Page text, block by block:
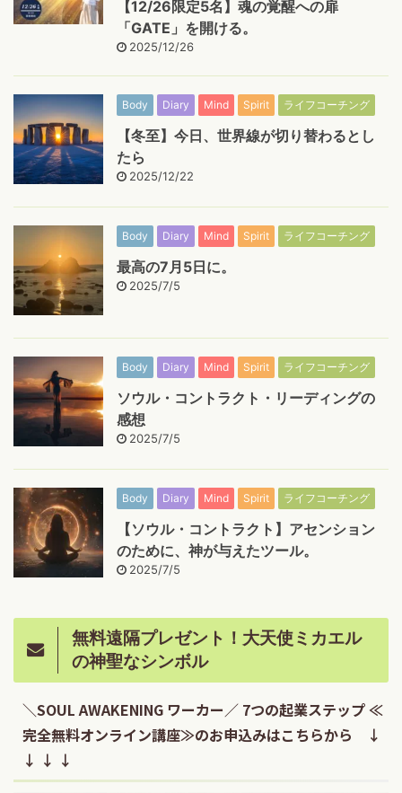
【12/26限定5名】魂の覚醒への扉
「GATE」を開ける。
2025/12/26
Body Diary Mind Spirit ライフコーチング
【冬至】今日、世界線が切り替わるとし
たら
2025/12/22
Body Diary Mind Spirit ライフコーチング
最高の7月5日に。
2025/7/5
Body Diary Mind Spirit ライフコーチング
ソウル・コントラクト・リーディングの
感想
2025/7/5
Body Diary Mind Spirit ライフコーチング
【ソウル・コントラクト】アセンション
のために、神が与えたツール。
2025/7/5
無料遠隔プレゼント！大天使ミカエル
の神聖なシンボル
＼SOUL AWAKENING ワーカー／ 7つの起業ステップ ≪
完全無料オンライン講座≫のお申込みはこちらから ↓
↓ ↓ ↓